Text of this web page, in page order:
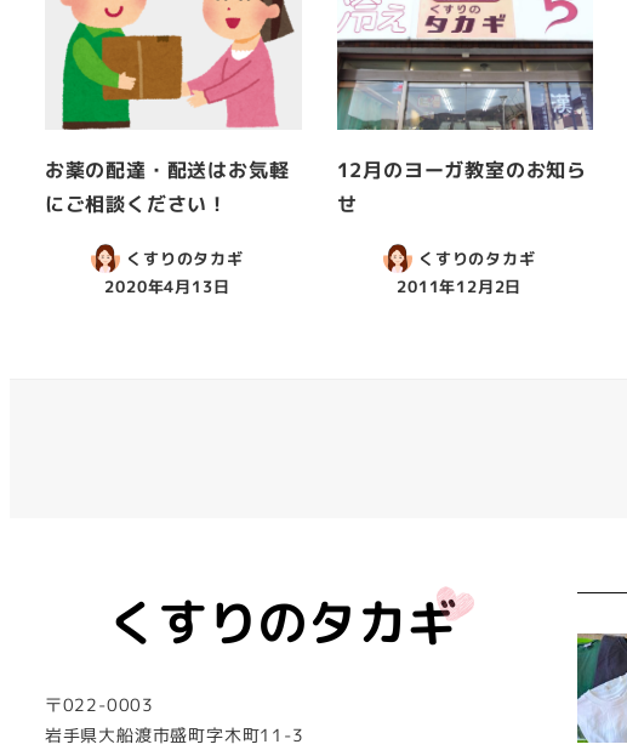
お薬の配達・配送はお気軽
にご相談ください！
くすりのタカギ
2020年4月13日
12月のヨーガ教室のお知ら
せ
くすりのタカギ
2011年12月2日
〒022-0003
岩手県大船渡市盛町字木町11-3